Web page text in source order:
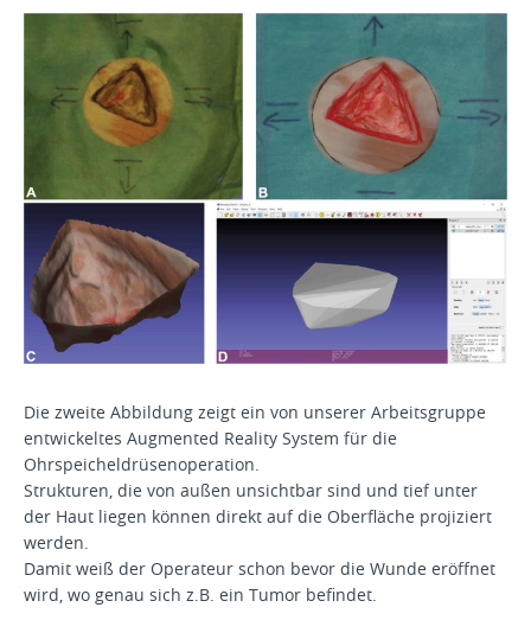
Die zweite Abbildung zeigt ein von unserer Arbeitsgruppe
entwickeltes Augmented Reality System für die
Ohrspeicheldrüsenoperation.
Strukturen, die von außen unsichtbar sind und tief unter
der Haut liegen können direkt auf die Oberfläche projiziert
werden.
Damit weiß der Operateur schon bevor die Wunde eröffnet
wird, wo genau sich z.B. ein Tumor befindet.